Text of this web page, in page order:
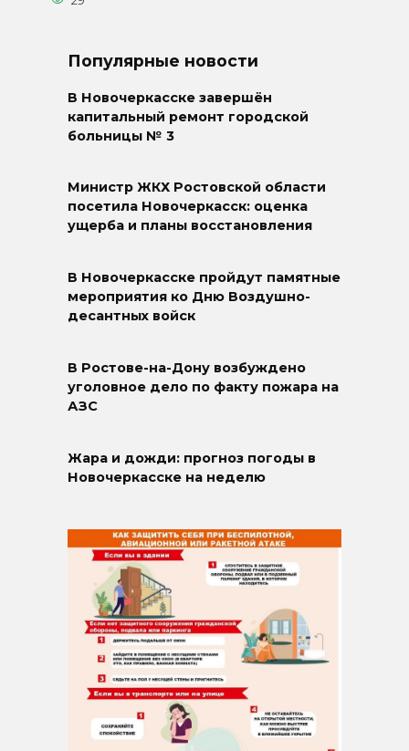
Популярные новости
В Новочеркасске завершён
капитальный ремонт городской
больницы № 3
Министр ЖКХ Ростовской области
посетила Новочеркасск: оценка
ущерба и планы восстановления
В Новочеркасске пройдут памятные
мероприятия ко Дню Воздушно-
десантных войск
В Ростове-на-Дону возбуждено
уголовное дело по факту пожара на
АЗС
Жара и дожди: прогноз погоды в
Новочеркасске на неделю